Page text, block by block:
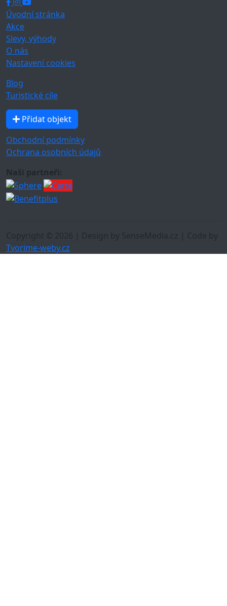
Úvodní stránka
Akce
Slevy, výhody
O nás
Nastavení cookies
Blog
Turistické cíle
Přidat objekt
Obchodní podmínky
Ochrana osobních údajů
Naši partneři:
Copyright © 2026 | Design by SenseMedia.cz | Code by
Tvorime-weby.cz